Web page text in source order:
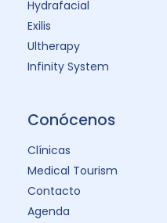
Hydrafacial
Exilis
Ultherapy
Infinity System
Conócenos
Clínicas
Medical Tourism
Contacto
Agenda